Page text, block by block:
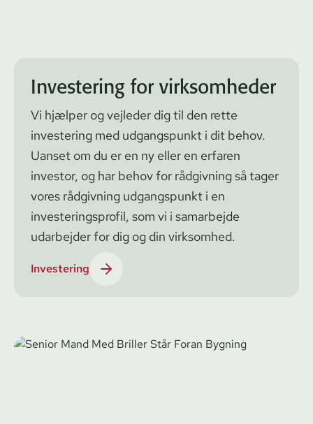
Investering for virksomheder
Vi hjælper og vejleder dig til den rette
investering med udgangspunkt i dit behov.
Uanset om du er en ny eller en erfaren
investor, og har behov for rådgivning så tager
vores rådgivning udgangspunkt i en
investeringsprofil, som vi i samarbejde
udarbejder for dig og din virksomhed.
Investering